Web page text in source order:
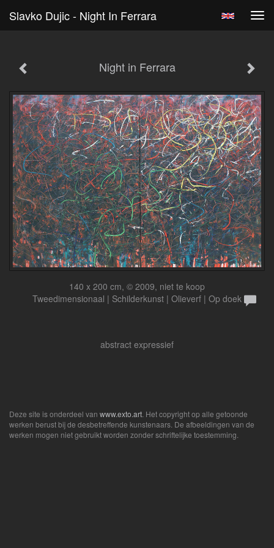
Slavko Dujic - Night In Ferrara
Night in Ferrara
140 x 200 cm, © 2009, niet te koop
Tweedimensionaal | Schilderkunst | Olieverf | Op doek
abstract expressief
Deze site is onderdeel van www.exto.art . Het copyright op alle getoonde
werken berust bij de desbetreffende kunstenaars. De afbeeldingen van de
werken mogen niet gebruikt worden zonder schriftelijke toestemming.